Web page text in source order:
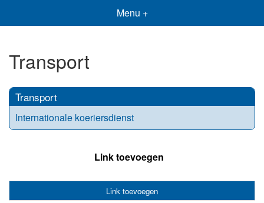
Menu +
Transport
Transport
Internationale koeriersdienst
Link toevoegen
Link toevoegen